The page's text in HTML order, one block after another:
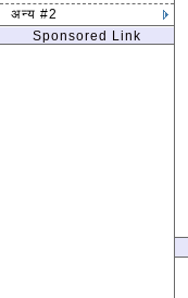
अन्य #2
Sponsored Link